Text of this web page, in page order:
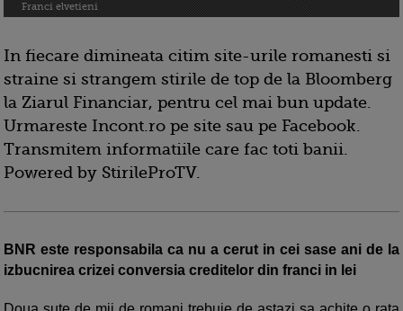
Franci elvetieni
In fiecare dimineata citim site-urile romanesti si
straine si strangem stirile de top de la Bloomberg
la Ziarul Financiar, pentru cel mai bun update.
Urmareste Incont.ro pe site sau pe Facebook.
Transmitem informatiile care fac toti banii.
Powered by StirileProTV.
BNR este responsabila ca nu a cerut in cei sase ani de la
izbucnirea crizei conversia creditelor din franci in lei